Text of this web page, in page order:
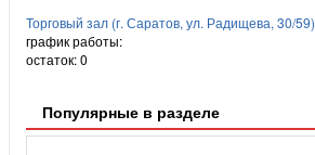
Торговый зал (г. Саратов, ул. Радищева, 30/59)
график работы:
остаток:0
Популярные в разделе